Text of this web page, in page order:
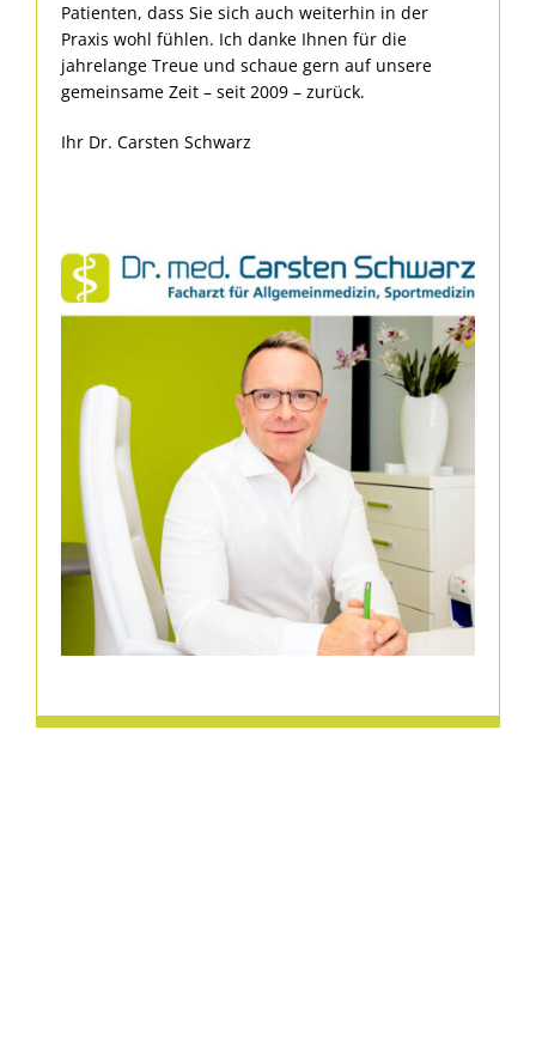
Patienten, dass Sie sich auch weiterhin in der
Praxis wohl fühlen. Ich danke Ihnen für die
jahrelange Treue und schaue gern auf unsere
gemeinsame Zeit – seit 2009 – zurück.
Ihr Dr. Carsten Schwarz